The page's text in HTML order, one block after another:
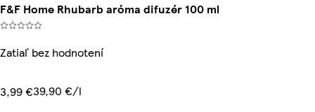
F&F Home Rhubarb aróma difuzér 100 ml
Zatiaľ bez hodnotení
3,99 €39,90 €/l